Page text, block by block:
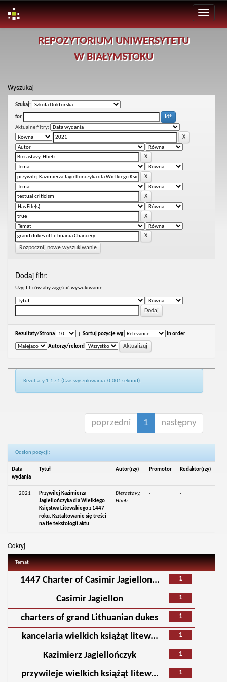
REPOZYTORIUM UNIWERSYTETU
W BIAŁYMSTOKU
Wyszukaj
Szukaj:
for
Aktualne filtry:
Rozpocznij nowe wyszukiwanie
Dodaj filtr:
Uzyj filtrów aby zagęścić wyszukiwanie.
Rezultaty/Strona Sortuj pozycje wg In order
Autorzy/rekord
Rezultaty 1-1 z 1 (Czas wyszukiwania: 0.001 sekund).
poprzedni 1 następny
Odsłon pozycji:
Data
wydania
Tytuł Autor(rzy) Promotor Redaktor(rzy)
2021
Przywilej Kazimierza
Jagiellończyka dla Wielkiego
Księstwa Litewskiego z 1447
roku. Kształtowanie się treści
na tle tekstologii aktu
Bierastavy,
Hlieb
- -
Odkryj
Temat
1
1447 Charter of Casimir Jagiellon...
1
Casimir Jagiellon
1
charters of grand Lithuanian dukes
1
kancelaria wielkich książąt litew...
1
Kazimierz Jagiellończyk
1
przywileje wielkich książąt litew...